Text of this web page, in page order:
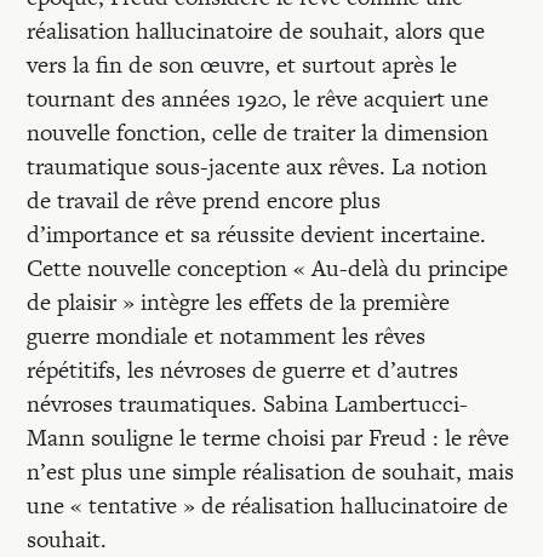
réalisation hallucinatoire de souhait, alors que
vers la fin de son œuvre, et surtout après le
tournant des années 1920, le rêve acquiert une
nouvelle fonction, celle de traiter la dimension
traumatique sous-jacente aux rêves. La notion
de travail de rêve prend encore plus
d’importance et sa réussite devient incertaine.
Cette nouvelle conception « Au-delà du principe
de plaisir » intègre les effets de la première
guerre mondiale et notamment les rêves
répétitifs, les névroses de guerre et d’autres
névroses traumatiques. Sabina Lambertucci-
Mann souligne le terme choisi par Freud : le rêve
n’est plus une simple réalisation de souhait, mais
une « tentative » de réalisation hallucinatoire de
souhait.